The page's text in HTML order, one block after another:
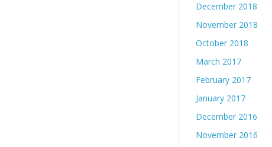
December 2018
November 2018
October 2018
March 2017
February 2017
January 2017
December 2016
November 2016